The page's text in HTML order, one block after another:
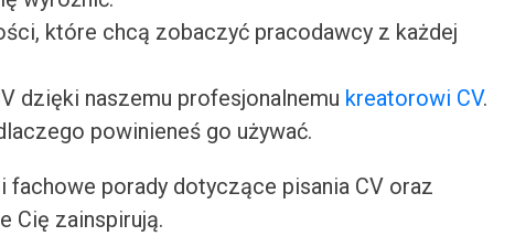
które chcą zobaczyć pracodawcy z każdej
dzięki naszemu profesjonalnemu kreatorowi CV.
powinieneś go używać.
fachowe porady dotyczące pisania CV oraz
Cię zainspirują.